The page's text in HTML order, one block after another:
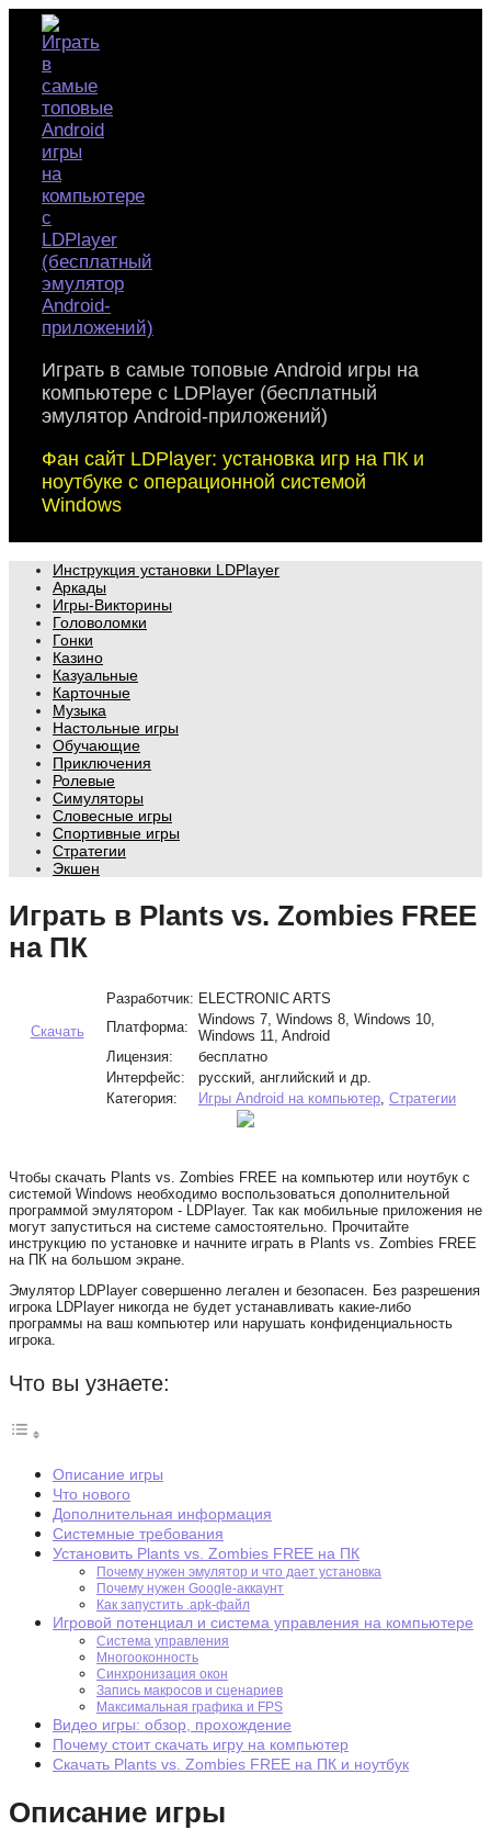
Skip
content
Играть в самые топовые Android игры на
компьютере с LDPlayer (бесплатный
эмулятор Android-приложений)
Фан сайт LDPlayer: установка игр на ПК и
ноутбуке с операционной системой
Windows
Инструкция установки LDPlayer
Аркады
Игры-Викторины
Головоломки
Гонки
Казино
Казуальные
Карточные
Музыка
Настольные игры
Обучающие
Приключения
Ролевые
Симуляторы
Словесные игры
Спортивные игры
Стратегии
Экшен
Играть в Plants vs. Zombies FREE
на ПК
Скачать
Разработчик: ELECTRONIC ARTS
Платформа:
Windows 7, Windows 8, Windows 10,
Windows 11, Android
Лицензия:
бесплатно
Интерфейс:
русский, английский и др.
Категория:
Игры Android на компьютер, Стратегии
Чтобы скачать Plants vs. Zombies FREE на компьютер или ноутбук с
системой Windows необходимо воспользоваться дополнительной
программой эмулятором - LDPlayer. Так как мобильные приложения не
могут запуститься на системе самостоятельно. Прочитайте
инструкцию по установке и начните играть в Plants vs. Zombies FREE
на ПК на большом экране.
Эмулятор LDPlayer совершенно легален и безопасен. Без разрешения
игрока LDPlayer никогда не будет устанавливать какие-либо
программы на ваш компьютер или нарушать конфиденциальность
игрока.
Что вы узнаете:
Описание игры
Что нового
Дополнительная информация
Системные требования
Установить Plants vs. Zombies FREE на ПК
Почему нужен эмулятор и что дает установка
Почему нужен Google-аккаунт
Как запустить .apk-файл
Игровой потенциал и система управления на компьютере
Система управления
Многооконность
Синхронизация окон
Запись макросов и сценариев
Максимальная графика и FPS
Видео игры: обзор, прохождение
Почему стоит скачать игру на компьютер
Скачать Plants vs. Zombies FREE на ПК и ноутбук
Описание игры